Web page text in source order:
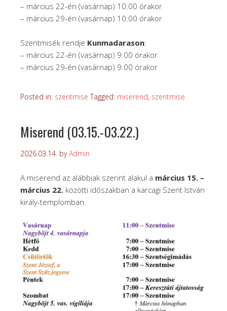
– március 22-én (vasárnap) 10:00 órakor
– március 29-én (vasárnap) 10:00 órakor
Szentmisék rendje Kunmadarason:
– március 22-én (vasárnap) 9:00 órakor
– március 29-én (vasárnap) 9:00 órakor
Posted in: szentmise Tagged: miserend, szentmise
Miserend (03.15.-03.22.)
2026.03.14. byAdmin
A miserend az alábbiak szerint alakul a március 15. –
március 22. közötti időszakban a karcagi Szent István
király-templomban.